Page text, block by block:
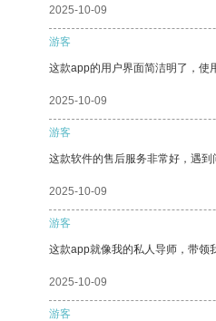
2025-10-09
游客
这款app的用户界面简洁明了，使
2025-10-09
游客
这款软件的售后服务非常好，遇到
2025-10-09
游客
这款app就像我的私人导师，带领
2025-10-09
游客